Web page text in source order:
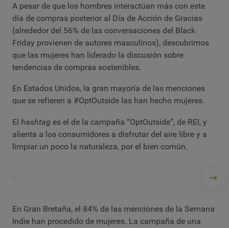
A pesar de que los hombres interactúan más con este
día de compras posterior al Día de Acción de Gracias
(alrededor del 56% de las conversaciones del Black
Friday provienen de autores masculinos), descubrimos
que las mujeres han liderado la discusión sobre
tendencias de compras sostenibles.
En Estados Unidos, la gran mayoría de las menciones
que se refieren a #OptOutside las han hecho mujeres.
El hashtag es el de la campaña “OptOutside”, de REI, y
alienta a los consumidores a disfrutar del aire libre y a
limpiar un poco la naturaleza, por el bien común.
En Gran Bretaña, el 84% de las menciones de la Semana
Indie han procedido de mujeres. La campaña de una